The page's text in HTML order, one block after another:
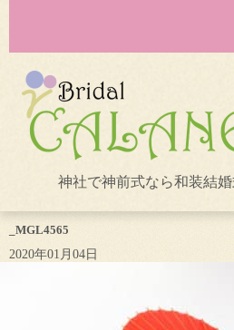
神社で神前式なら和装結
_MGL4565
2020年01月04日